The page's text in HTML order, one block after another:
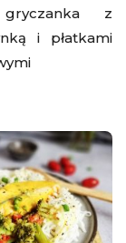
z
i płatkami